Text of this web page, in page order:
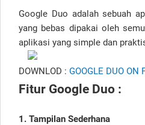
Google Duo adalah sebuah
yang bebas dipakai oleh
aplikasi yang simple dan
DOWNLOD : GOOGLE DUO ON
Fitur Google Duo :
1. Tampilan Sederhana